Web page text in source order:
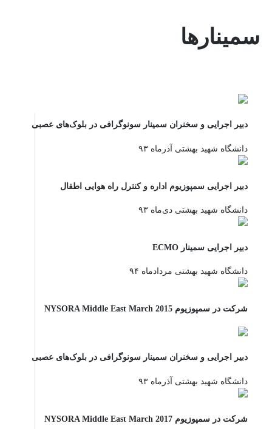
سمینارها
دبیر اجرایی و سخنران سمینار سونوگرافی در بلوک‌های عصبی
دانشگاه شهید بهشتی آذرماه ۹۳
دبیر اجرایی سمپوزیوم اداره و کنترل راه هوایی اطفال
دانشگاه شهید بهشتی دی‌ماه ۹۳
دبیر اجرایی سمینار ECMO
دانشگاه شهید بهشتی مردادماه ۹۴
شرکت در سمپوزیوم NYSORA Middle East March 2015
دبیر اجرایی و سخنران سمینار سونوگرافی در بلوک‌های عصبی
دانشگاه شهید بهشتی آذرماه ۹۳
شرکت در سمپوزیوم NYSORA Middle East March 2017